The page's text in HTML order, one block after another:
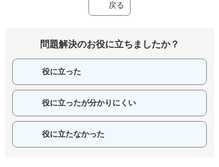
戻る
問題解決のお役に立ちましたか？
役に立った
役に立ったが分かりにくい
役に立たなかった